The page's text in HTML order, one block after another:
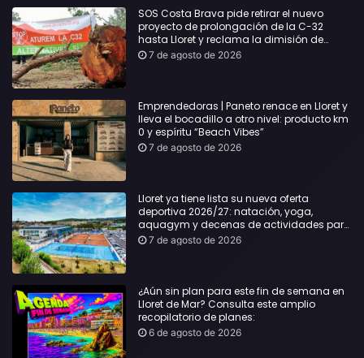
SOS Costa Brava pide retirar el nuevo
proyecto de prolongación de la C-32
hasta Lloret y reclama la dimisión de
Sílvia Paneque
7 de agosto de 2026
Emprendedoras | Paneto renace en Lloret y
lleva el bocadillo a otro nivel: producto km
0 y espíritu “Beach Vibes”
7 de agosto de 2026
Lloret ya tiene lista su nueva oferta
deportiva 2026/27: natación, yoga,
aquagym y decenas de actividades para
todas las edades
7 de agosto de 2026
¿Aún sin plan para este fin de semana en
Lloret de Mar? Consulta este amplio
recopilatorio de planes:
6 de agosto de 2026